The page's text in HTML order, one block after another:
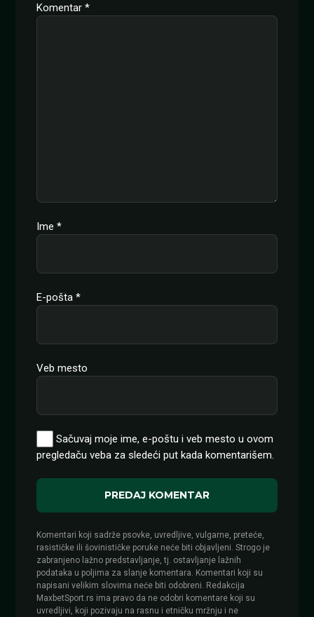
Komentar *
Ime *
E-pošta *
Veb mesto
Sačuvaj moje ime, e-poštu i veb mesto u ovom
pregledaču veba za sledeći put kada komentarišem.
Komentari koji sadrže psovke, uvredljive, vulgarne, preteće,
rasističke ili šovinističke poruke neće biti objavljeni. Strogo je
zabranjeno lažno predstavljanje, tj. ostavljanje lažnih
podataka u poljima za slanje komentara. Komentari koji su
napisani velikim slovima neće biti odobreni. Redakcija
MaxbetSport.rs ima pravo da ne odobri komentare koji su
uvredljivi, koji pozivaju na rasnu i etničku mržnju i ne